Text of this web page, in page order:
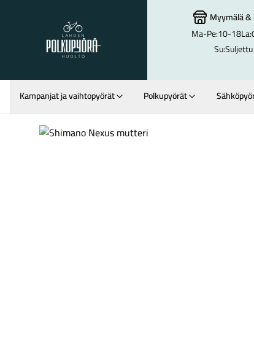
Lahden Polkupyörähuolto - etusivulle
Myymälä&
Ma-Pe:10-18La:
Su:Suljettu
Hakutulokset
Kampanjat ja vaihtopyörät Polkupyörät